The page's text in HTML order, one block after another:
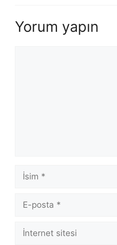
Yorum yapın
İsim
posta
İnternet
sitesi